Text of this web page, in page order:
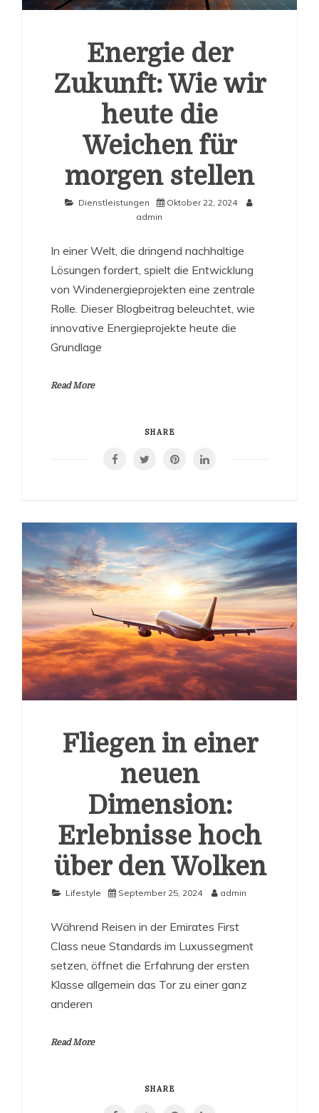
Energie der
Zukunft: Wie wir
heute die
Weichen für
morgen stellen
Dienstleistungen
Oktober 22, 2024
admin
In einer Welt, die dringend nachhaltige
Lösungen fordert, spielt die Entwicklung
von Windenergieprojekten eine zentrale
Rolle. Dieser Blogbeitrag beleuchtet, wie
innovative Energieprojekte heute die
Grundlage
Read More
SHARE
Fliegen in einer
neuen
Dimension:
Erlebnisse hoch
über den Wolken
Lifestyle September 25, 2024 admin
Während Reisen in der Emirates First
Class neue Standards im Luxussegment
setzen, öffnet die Erfahrung der ersten
Klasse allgemein das Tor zu einer ganz
anderen
Read More
SHARE